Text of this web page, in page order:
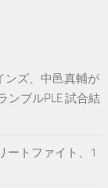
ンズ、中邑真輔が
ンブルPLE 試合結
ートファイト、1